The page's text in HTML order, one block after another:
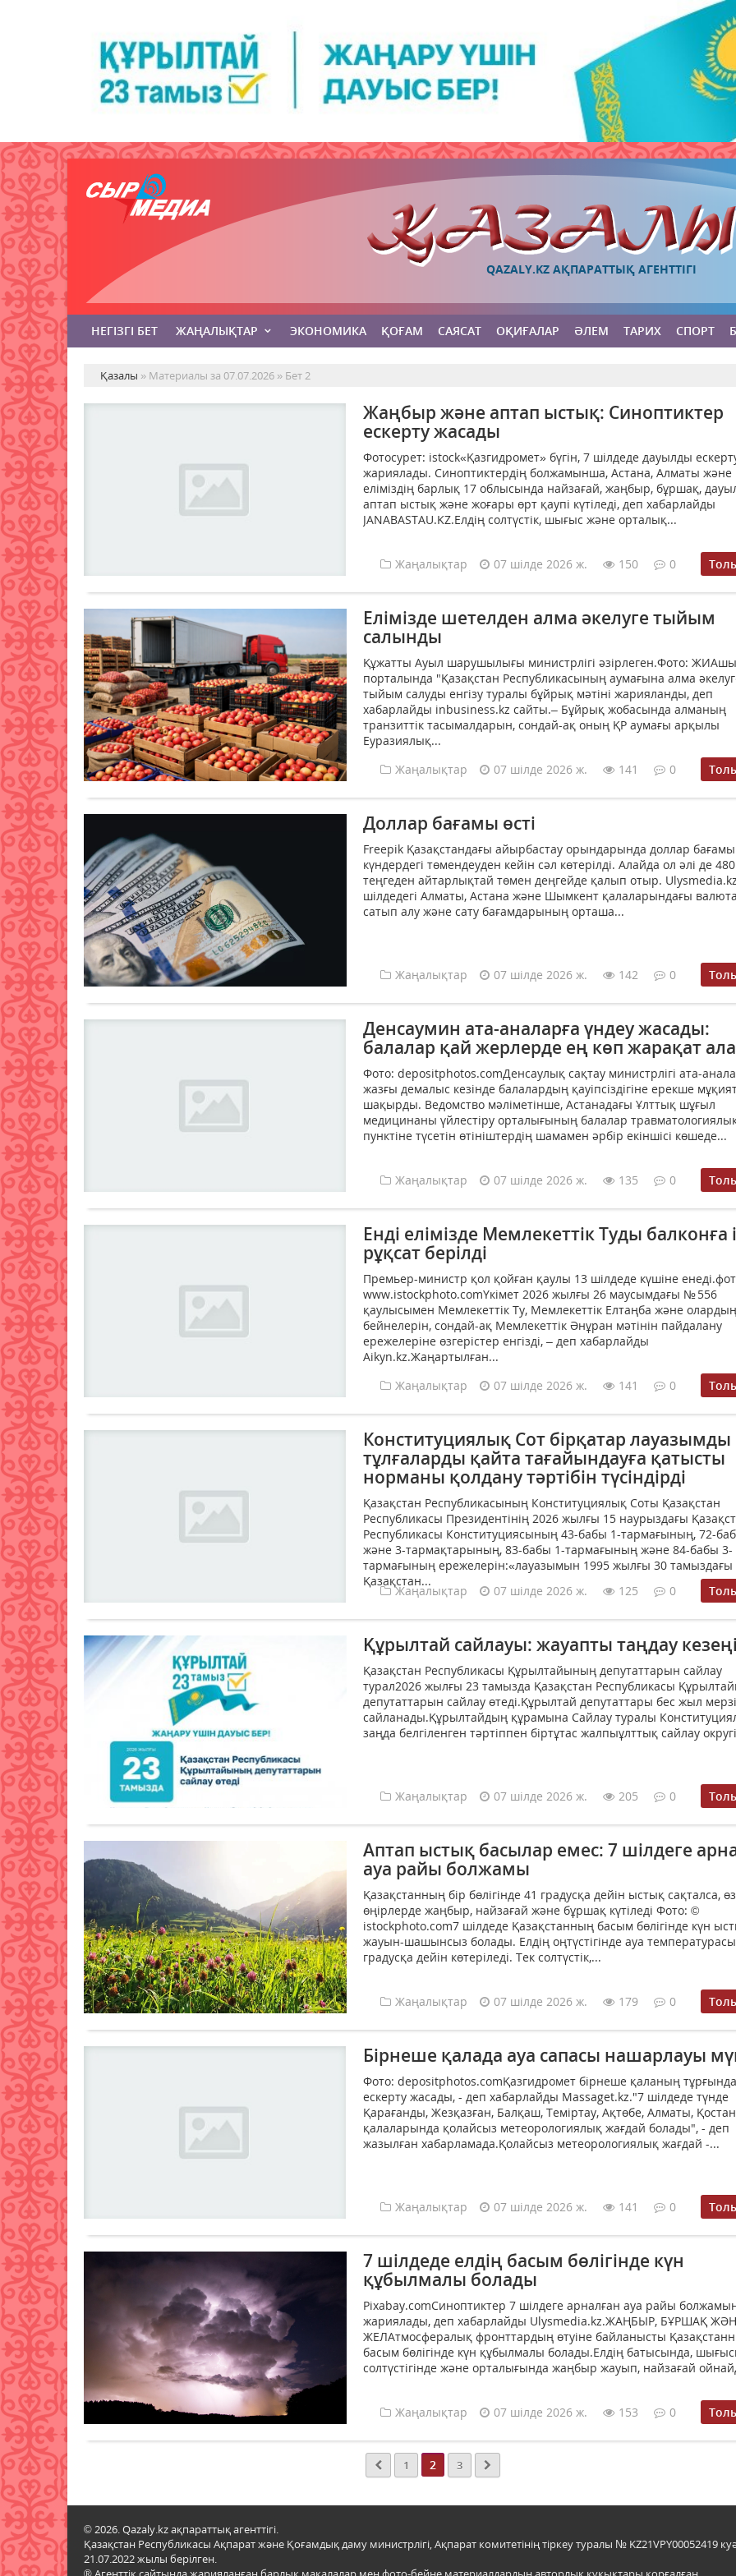
QAZALY.KZ АҚПАРАТТЫҚ АГЕНТТІГІ
НЕГІЗГІ БЕТ ЖАҢАЛЫҚТАР ЭКОНОМИКА ҚОҒАМ САЯСАТ ОҚИҒАЛАР ӘЛЕМ ТАРИХ СПОРТ
Қазалы » Материалы за 07.07.2026 » Бет 2
Жаңбыр және аптап ыстық: Синоптиктер
ескерту жасады
Фотосурет: istock«Қазгидромет» бүгін, 7 шілдеде дауылды
жариялады. Синоптиктердің болжамынша, Астана, Алматы және
еліміздің барлық 17 облысында найзағай, жаңбыр, бұршақ,
аптап ыстық және жоғары өрт қаупі күтіледі, деп хабарлайды
JANABASTAU.KZ.Елдің солтүстік, шығыс және орталық...
Жаңалықтар 07 шілде 2026 ж. 150 0
Елімізде шетелден алма әкелуге тыйым
салынды
Құжатты Ауыл шарушылығы министрлігі әзірлеген.Фото:
порталында "Қазақстан Республикасының аумағына алма
тыйым салуды енгізу туралы бұйрық мәтіні жарияланды, деп
хабарлайды inbusiness.kz сайты.– Бұйрық жобасында алманың
транзиттік тасымалдарын, сондай-ақ оның ҚР аумағы арқылы
Еуразиялық...
Жаңалықтар
07 шілде 2026 ж. 141 0
Доллар бағамы өсті
Freepik Қазақстандағы айырбастау орындарында доллар бағамы
күндердегі төмендеуден кейін сәл көтерілді. Алайда ол әлі де 480
теңгеден айтарлықтай төмен деңгейде қалып отыр.
шілдедегі Алматы, Астана және Шымкент қалаларындағы
сатып алу және сату бағамдарының орташа...
Жаңалықтар 07 шілде 2026 ж. 142 0
Денсаумин ата-аналарға үндеу жасады:
балалар қай жерлерде ең көп жарақат
Фото: depositphotos.comДенсаулық сақтау министрлігі ата-
жазғы демалыс кезінде балалардың қауіпсіздігіне ерекше
шақырды. Ведомство мәліметінше, Астанадағы Ұлттық шұғыл
медицинаны үйлестіру орталығының балалар
пунктіне түсетін өтініштердің шамамен әрбір екіншісі көшеде...
Жаңалықтар 07 шілде 2026 ж. 135 0
Енді елімізде Мемлекеттік Туды балконға
рұқсат берілді
Премьер-министр қол қойған қаулы 13 шілдеде күшіне
www.istockphoto.comҮкімет 2026 жылғы 26 маусымдағы № 556
қаулысымен Мемлекеттік Ту, Мемлекеттік Елтаңба және олардың
бейнелерін, сондай-ақ Мемлекеттік Әнұран мәтінін пайдалану
ережелеріне өзгерістер енгізді, – деп хабарлайды
Aikyn.kz.Жаңартылған...
Жаңалықтар
07 шілде 2026 ж. 141 0
Конституциялық Сот бірқатар лауазымды
тұлғаларды қайта тағайындауға қатысты
норманы қолдану тәртібін түсіндірді
Қазақстан Республикасының Конституциялық Соты Қазақстан
Республикасы Президентінің 2026 жылғы 15 наурыздағы
Республикасы Конституциясының 43-бабы 1-тармағының, 72-
және 3-тармақтарының, 83-бабы 1-тармағының және 84-бабы 3-
тармағының ережелерін:«лауазымын 1995 жылғы 30 тамыздағы
Қазақстан...
Жаңалықтар 07 шілде 2026 ж. 125 0
Құрылтай сайлауы: жауапты таңдау кезеңі
Қазақстан Республикасы Құрылтайының депутаттарын сайлау
турал2026 жылғы 23 тамызда Қазақстан Республикасы
депутаттарын сайлау өтеді.Құрылтай депутаттары бес жыл
сайланады.Құрылтайдың құрамына Сайлау туралы
заңда белгіленген тәртіппен біртұтас жалпыұлттық сайлау
Жаңалықтар 07 шілде 2026 ж. 205 0
Аптап ыстық басылар емес: 7 шілдеге
ауа райы болжамы
Қазақстанның бір бөлігінде 41 градусқа дейін ыстық сақталса,
өңірлерде жаңбыр, найзағай және бұршақ күтіледі Фото: ©
istockphoto.com7 шілдеде Қазақстанның басым бөлігінде күн
жауын-шашынсыз болады. Елдің оңтүстігінде ауа
градусқа дейін көтеріледі. Тек солтүстік,...
Жаңалықтар 07 шілде 2026 ж. 179 0
Бірнеше қалада ауа сапасы нашарлауы
Фото: depositphotos.comҚазгидромет бірнеше қаланың
ескерту жасады, - деп хабарлайды Massaget.kz."7 шілдеде түнде
Қарағанды, Жезқазған, Балқаш, Теміртау, Ақтөбе, Алматы,
қалаларында қолайсыз метеорологиялық жағдай болады", - деп
жазылған хабарламада.Қолайсыз метеорологиялық жағдай -...
Жаңалықтар 07 шілде 2026 ж. 141 0
7 шілдеде елдің басым бөлігінде күн
құбылмалы болады
Pixabay.comСиноптиктер 7 шілдеге арналған ауа райы
жариялады, деп хабарлайды Ulysmedia.kz.ЖАҢБЫР, БҰРШАҚ
ЖЕЛАтмосфералық фронттардың өтуіне байланысты
басым бөлігінде күн құбылмалы болады.Елдің батысында,
солтүстігінде және орталығында жаңбыр жауып, найзағай
Жаңалықтар 07 шілде 2026 ж. 153 0
1 2 3
© 2026. Qazaly.kz ақпараттық агенттігі.
Қазақстан Республикасы Ақпарат және Қоғамдық даму министрлігі, Ақпарат комитетінің тіркеу туралы № KZ21VPY00052419
21.07.2022 жылы берілген.